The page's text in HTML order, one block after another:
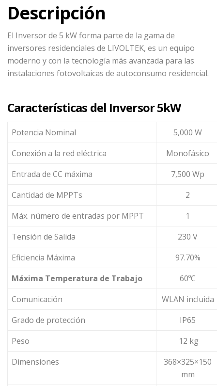
Descripción
El Inversor de 5 kW forma parte de la gama de
inversores residenciales de LIVOLTEK, es un equipo
moderno y con la tecnología más avanzada para las
instalaciones fotovoltaicas de autoconsumo residencial.
Características del Inversor 5kW
Potencia Nominal
5,000 W
Conexión a la red eléctrica
Monofásico
Entrada de CC máxima
7,500 Wp
Cantidad de MPPTs
2
Máx. número de entradas por MPPT
1
Tensión de Salida
230 V
Eficiencia Máxima
97.70%
Máxima Temperatura de Trabajo
60ºC
Comunicación
WLAN incluida
Grado de protección
IP65
Peso
12 kg
Dimensiones
368×325×150
mm